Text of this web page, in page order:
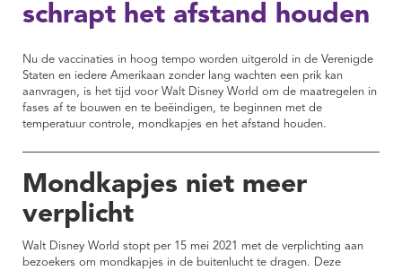
schrapt het afstand houden
Nu de vaccinaties in hoog tempo worden uitgerold in de Verenigde
Staten en iedere Amerikaan zonder lang wachten een prik kan
aanvragen, is het tijd voor Walt Disney World om de maatregelen in
fases af te bouwen en te beëindigen, te beginnen met de
temperatuur controle, mondkapjes en het afstand houden.
Mondkapjes niet meer
verplicht
Walt Disney World stopt per 15 mei 2021 met de verplichting aan
bezoekers om mondkapjes in de buitenlucht te dragen. Deze